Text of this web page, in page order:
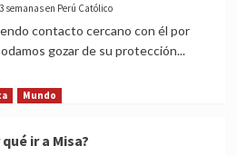
semanas en Perú Católico
contacto cercano con él por
gozar de su protección...
Mundo
ir a Misa?